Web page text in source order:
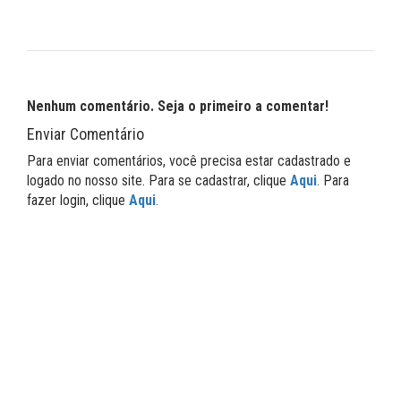
Nenhum comentário. Seja o primeiro a comentar!
Enviar Comentário
Para enviar comentários, você precisa estar cadastrado e
logado no nosso site. Para se cadastrar, clique Aqui. Para
fazer login, clique Aqui.